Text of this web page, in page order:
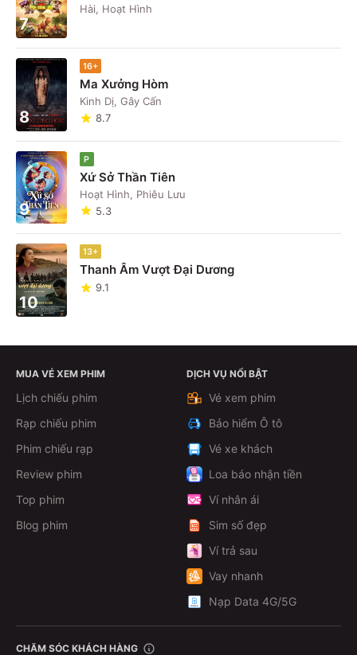
7
Hài, Hoạt Hình
8
16+
Ma Xưởng Hòm
Kinh Dị, Gây Cấn
8.7
9
P
Xứ Sở Thần Tiên
Hoạt Hình, Phiêu Lưu
5.3
10
13+
Thanh Âm Vượt Đại Dương
9.1
MUA VÉ XEM PHIM
Lịch chiếu phim
Rạp chiếu phim
Phim chiếu rạp
Review phim
Top phim
Blog phim
DỊCH VỤ NỔI BẬT
Vé xem phim
Bảo hiểm Ô tô
Vé xe khách
Loa báo nhận tiền
Ví nhân ái
Sim số đẹp
Ví trả sau
Vay nhanh
Nạp Data 4G/5G
CHĂM SÓC KHÁCH HÀNG